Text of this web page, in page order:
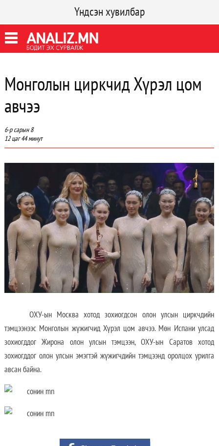
Үндсэн хувилбар
Монголын циркчид Хүрэл цом
авчээ
6-р сарын 8
12 цаг 44 минут
ОХУ-ын Москва хотод зохиогдсон олон улсын циркчдийн
тэмцээнээс Монголын жүжигчид Хүрэл цом авчээ. Мөн Испани улсад
зохиогддог Жирона олон улсын тэмцээн, ОХУ-ын Саратов хотод
зохиогддог олон улсын эмэгтэй жүжигчдийн тэмцээнд оролцох урилга
авсан байна.